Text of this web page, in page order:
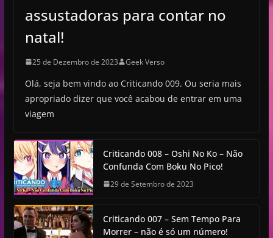
assustadoras para contar no
natal!
25 de Dezembro de 2023 Geek Verso
Olá, seja bem vindo ao Criticando 009. Ou seria mais
apropriado dizer que você acabou de entrar em uma
viagem
Criticando 008 – Oshi No Ko – Não
Confunda Com Boku No Pico!
29 de Setembro de 2023
Criticando 007 – Sem Tempo Para
Morrer – não é só um número!